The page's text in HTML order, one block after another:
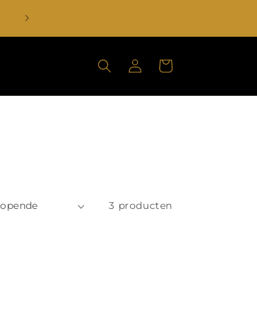
Inloggen
Winkelwagen
3 producten